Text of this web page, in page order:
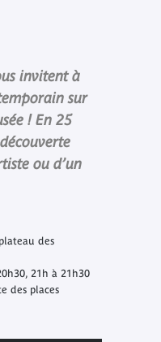
invitent à
sur
! En 25
ou d’un
des
21h à 21h30
des places